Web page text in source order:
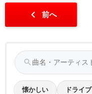
chevron_left 前へ
search
懐かしい ドライブ